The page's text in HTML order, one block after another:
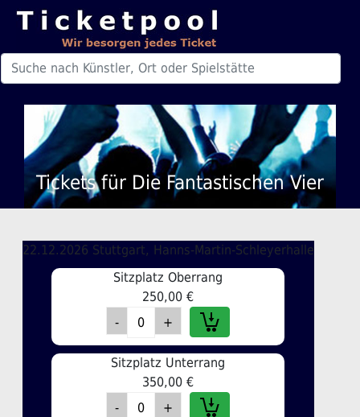
Tickets für Die Fantastischen Vier
22.12.2026 Stuttgart, Hanns-Martin-Schleyerhalle
Sitzplatz Oberrang
250,00 €
Sitzplatz Unterrang
350,00 €